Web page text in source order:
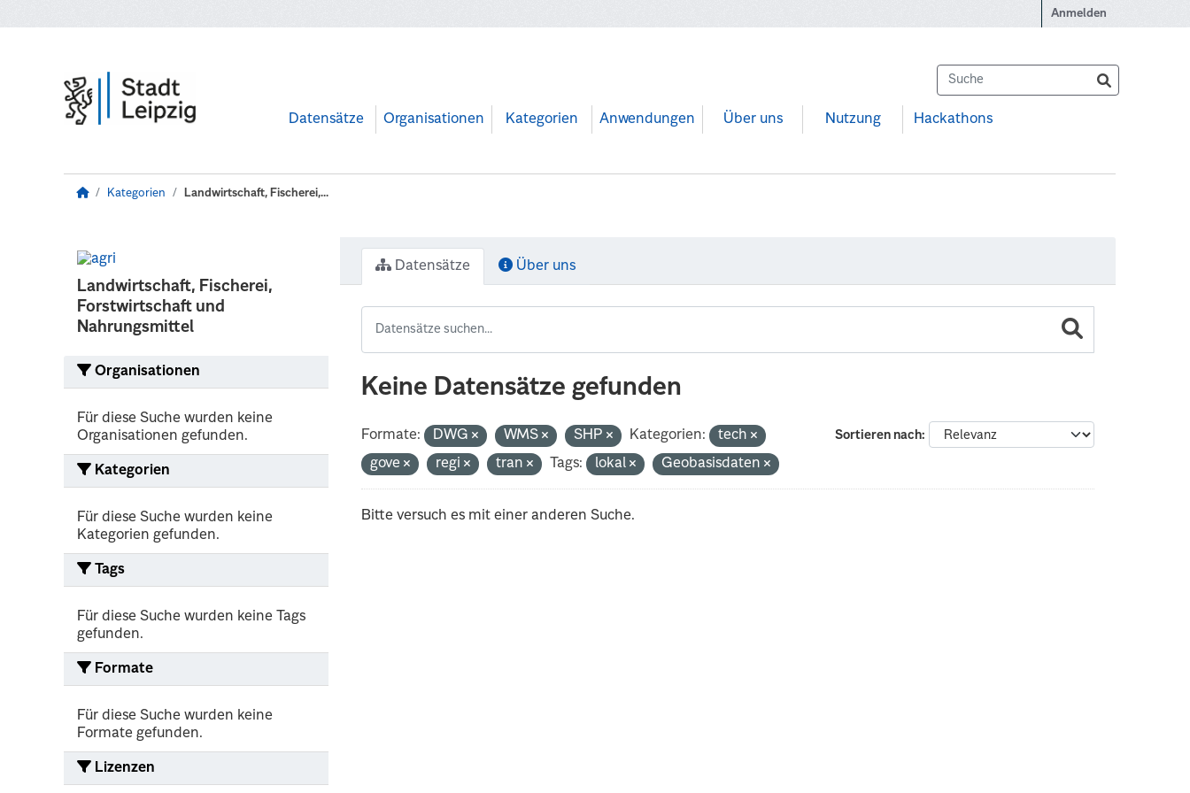
Anmelden
Datensätze Organisationen Kategorien Anwendungen Über uns Nutzung Hackathons
Kategorien Landwirtschaft, Fischerei,...
Landwirtschaft, Fischerei,
Forstwirtschaft und
Nahrungsmittel
Organisationen
Für diese Suche wurden keine
Organisationen gefunden.
Kategorien
Für diese Suche wurden keine
Kategorien gefunden.
Tags
Für diese Suche wurden keine Tags
gefunden.
Formate
Für diese Suche wurden keine
Formate gefunden.
Lizenzen
Datensätze Über uns
Keine Datensätze gefunden
Sortieren nach
Formate: DWG WMS SHP Kategorien:
tech
gove
regi tran Tags: lokal Geobasisdaten
Bitte versuch es mit einer anderen Suche.